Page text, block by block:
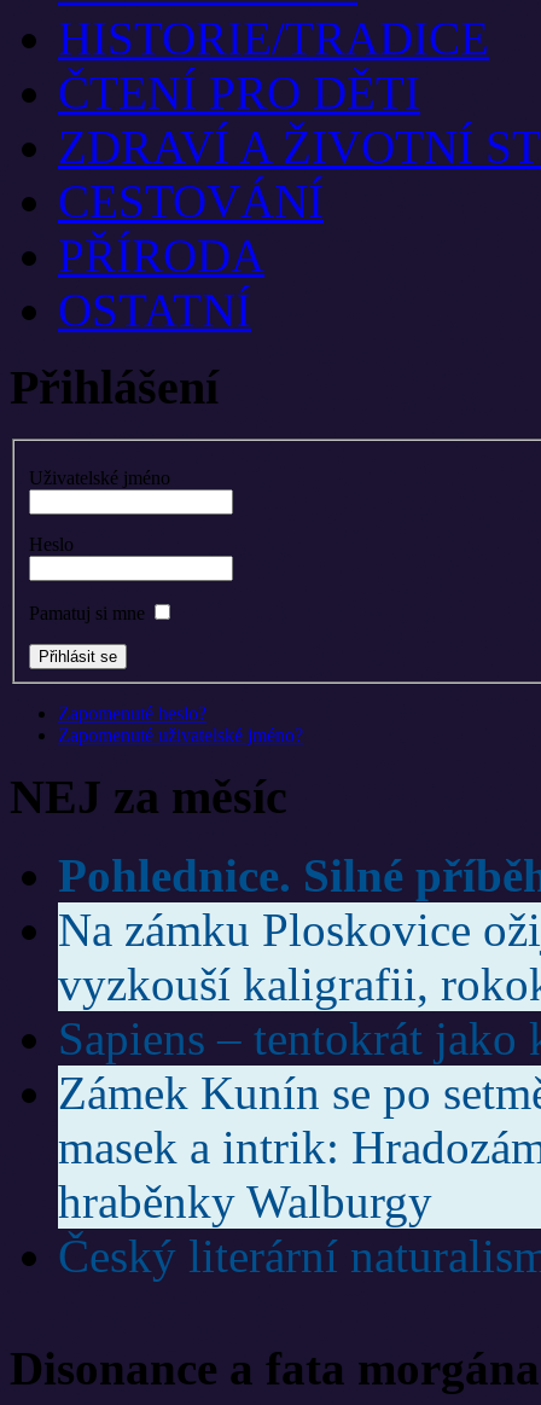
HISTORIE/TRADICE
ČTENÍ PRO DĚTI
ZDRAVÍ A ŽIVOTNÍ
CESTOVÁNÍ
PŘÍRODA
OSTATNÍ
Přihlášení
Uživatelské jméno
Heslo
Pamatuj si mne
Zapomenuté heslo?
Zapomenuté uživatelské jméno?
NEJ za měsíc
Pohlednice. Silné
Na zámku Ploskovice
vyzkouší kaligrafii,
Sapiens – tentokrát jako
Zámek Kunín se po
masek a intrik:
hraběnky Walburgy
Český literární
Disonance a fata morgána